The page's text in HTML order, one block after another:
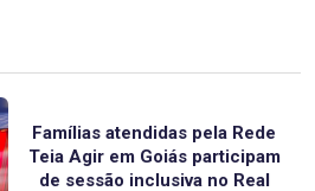
Famílias atendidas pela Rede
Teia Agir em Goiás participam
de sessão inclusiva no Real